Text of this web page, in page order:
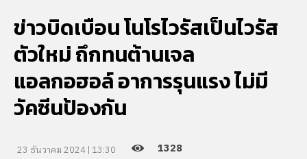
ข่าวบิดเบือน โนโรไวรัสเป็นไวรัส
ตัวใหม่ ถึกทนต้านเจล
แอลกอฮอล์ อาการรุนแรง ไม่มี
วัคซีนป้องกัน
23 ธันวาคม 2024 | 13:30 1328